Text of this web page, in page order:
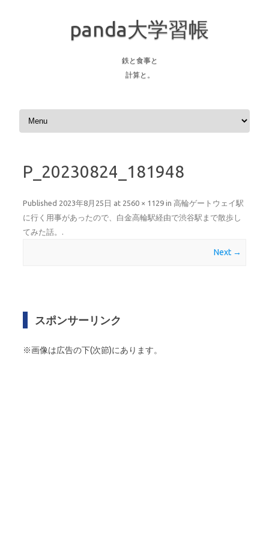
panda大学習帳
鉄と食事と
計算と。
Skip to content
P_20230824_181948
Published 2023年8月25日 at 2560 × 1129 in 高輪ゲートウェイ駅
に行く用事があったので、白金高輪駅経由で渋谷駅まで散歩し
てみた話。 .
Next →
スポンサーリンク
※画像は広告の下(次節)にあります。